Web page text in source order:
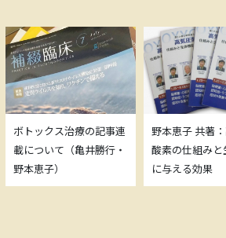
ボトックス治療の記事連
載について（亀井勝行・
野本恵子）
野本恵子 共著
酸素の仕組みと
に与える効果